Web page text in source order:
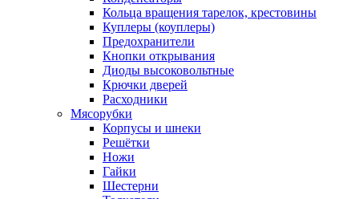
Кольца вращения тарелок, крестовины
Куплеры (коуплеры)
Предохранители
Кнопки открывания
Диоды высоковольтные
Крючки дверей
Расходники
Мясорубки
Корпусы и шнеки
Решётки
Ножи
Гайки
Шестерни